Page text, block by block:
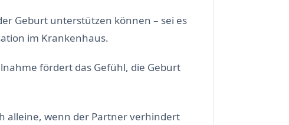
Geburt unterstützen können – sei es
im Krankenhaus.
fördert das Gefühl, die Geburt
alleine, wenn der Partner verhindert